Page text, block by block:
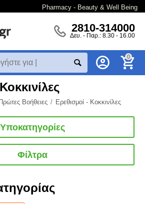
Pharmacy - Beauty & Well Being
2810-314000
Δευ. - Παρ.: 8.30 - 16.00
0
Πρώτες Βοήθειες / Ερεθισμοί - Κοκκινίλες
Υποκατηγορίες
Φίλτρα